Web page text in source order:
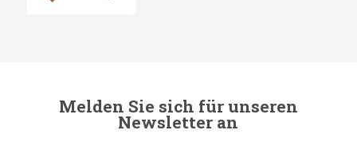
Melden Sie sich für unseren
Newsletter an